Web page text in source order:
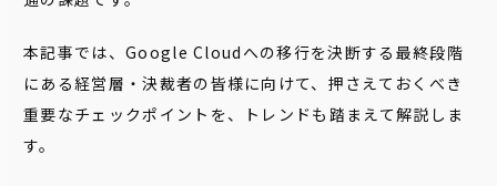
本記事では、Google Cloudへの移行を決断する最終段階
にある経営層・決裁者の皆様に向けて、押さえておくべき
重要なチェックポイントを、トレンドも踏まえて解説しま
す。